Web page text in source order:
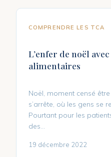
COMPRENDRE LES TCA
L’enfer de noël
alimentaires
Noël, moment censé
s’arrête, où les gens se
Pourtant pour les
des...
19 décembre 2022